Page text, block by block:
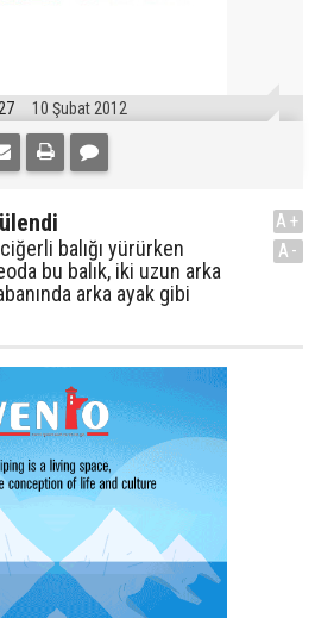
10 Şubat 2012
balığı yürürken
bu balık, iki uzun arka
arka ayak gibi
A+
A-